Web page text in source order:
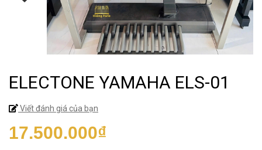
ELECTONE YAMAHA ELS-01
Viết đánh giá của bạn
17.500.000₫